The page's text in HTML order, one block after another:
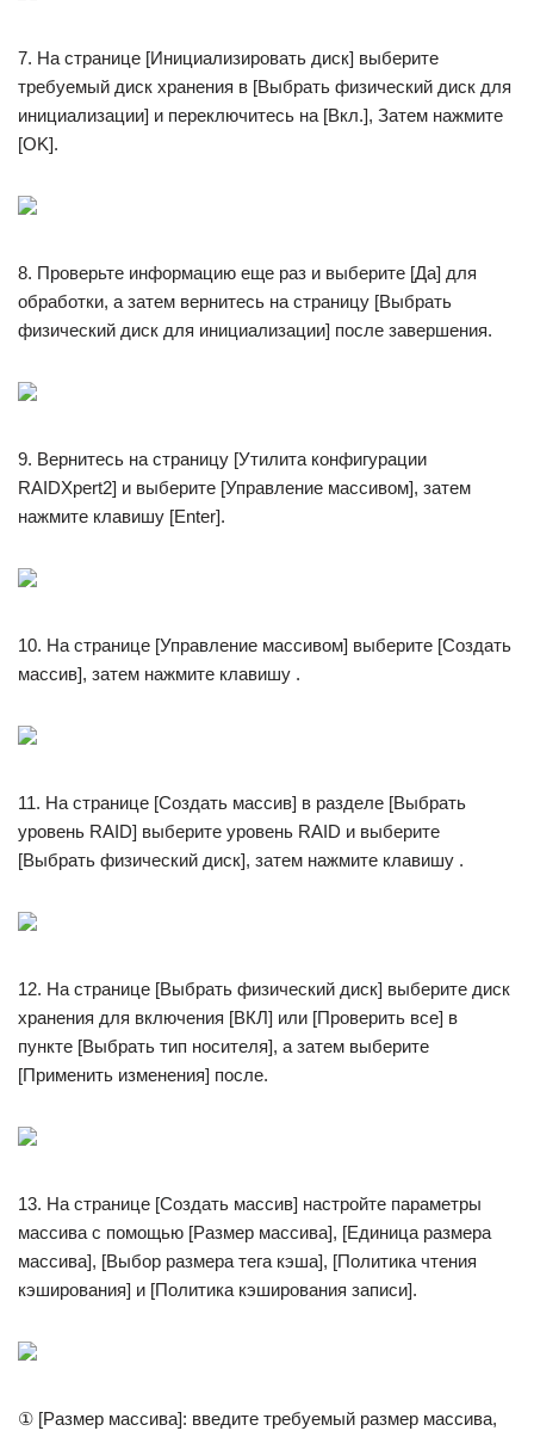
7. На странице [Инициализировать диск] выберите
требуемый диск хранения в [Выбрать физический диск для
инициализации] и переключитесь на [Вкл.], Затем нажмите
[OK].
8. Проверьте информацию еще раз и выберите [Да] для
обработки, а затем вернитесь на страницу [Выбрать
физический диск для инициализации] после завершения.
9. Вернитесь на страницу [Утилита конфигурации
RAIDXpert2] и выберите [Управление массивом], затем
нажмите клавишу [Enter].
10. На странице [Управление массивом] выберите [Создать
массив], затем нажмите клавишу .
11. На странице [Создать массив] в разделе [Выбрать
уровень RAID] выберите уровень RAID и выберите
[Выбрать физический диск], затем нажмите клавишу .
12. На странице [Выбрать физический диск] выберите диск
хранения для включения [ВКЛ] или [Проверить все] в
пункте [Выбрать тип носителя], а затем выберите
[Применить изменения] после.
13. На странице [Создать массив] настройте параметры
массива с помощью [Размер массива], [Единица размера
массива], [Выбор размера тега кэша], [Политика чтения
кэширования] и [Политика кэширования записи].
① [Размер массива]: введите требуемый размер массива,